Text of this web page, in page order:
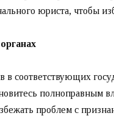
юриста, чтобы
в соответствующих
полноправным
проблем с